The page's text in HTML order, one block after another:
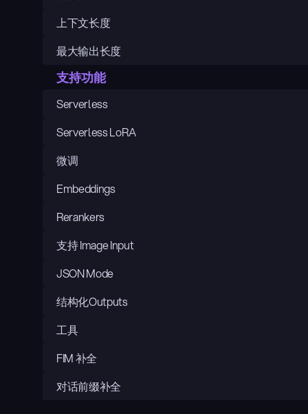
上下文长度
最大输出长度
支持功能
Serverless
Serverless LoRA
微调
Embeddings
Rerankers
支持 Image Input
JSON Mode
结构化Outputs
工具
FIM 补全
对话前缀补全